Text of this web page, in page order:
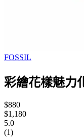
FOSSIL
彩繪花樣魅力
$880
$1,180
5.0
(1)